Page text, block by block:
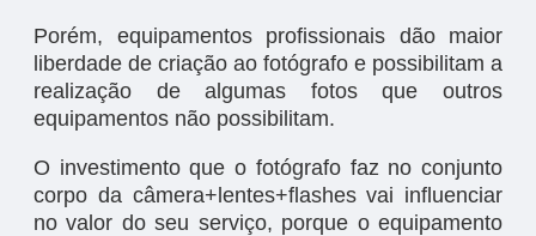
Porém, equipamentos profissionais dão maior
liberdade de criação ao fotógrafo e possibilitam a
realização de algumas fotos que outros
equipamentos não possibilitam.
O investimento que o fotógrafo faz no conjunto
corpo da câmera+lentes+flashes vai influenciar
no valor do seu serviço, porque o equipamento